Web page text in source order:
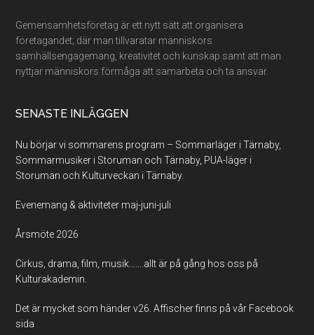
Gemensamhetsföretag är ett nytt sätt att organisera
företagandet; där man tillvaratar människors
samhällsengagemang, kreativitet och kunskap samt att man
nyttjar människors förmåga att samarbeta och ta ansvar.
SENASTE INLÄGGEN
Nu börjar vi sommarens program – Sommarläger i Tärnaby,
Sommarmusiker i Storuman och Tärnaby, PUA-läger i
Storuman och Kulturveckan i Tärnaby.
Evenemang & aktiviteter maj-juni-juli
Årsmöte 2026
Cirkus, drama, film, musik…….allt är på gång hos oss på
Kulturakademin.
Det är mycket som händer v26. Affischer finns på vår Facebook
sida